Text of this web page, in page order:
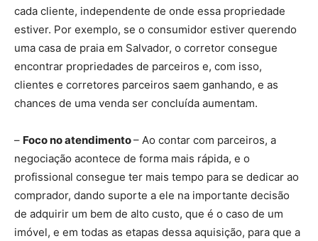
cada cliente, independente de onde essa propriedade
estiver. Por exemplo, se o consumidor estiver querendo
uma casa de praia em Salvador, o corretor consegue
encontrar propriedades de parceiros e, com isso,
clientes e corretores parceiros saem ganhando, e as
chances de uma venda ser concluída aumentam.
– Foco no atendimento– Ao contar com parceiros, a
negociação acontece de forma mais rápida, e o
profissional consegue ter mais tempo para se dedicar ao
comprador, dando suporte a ele na importante decisão
de adquirir um bem de alto custo, que é o caso de um
imóvel, e em todas as etapas dessa aquisição, para que a